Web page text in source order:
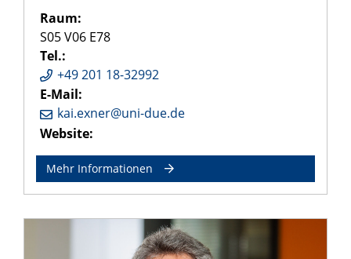
Raum:
S05 V06 E78
Tel.:
+49 201 18-32992
E-Mail:
kai.exner@uni-due.de
Website:
Mehr Informationen